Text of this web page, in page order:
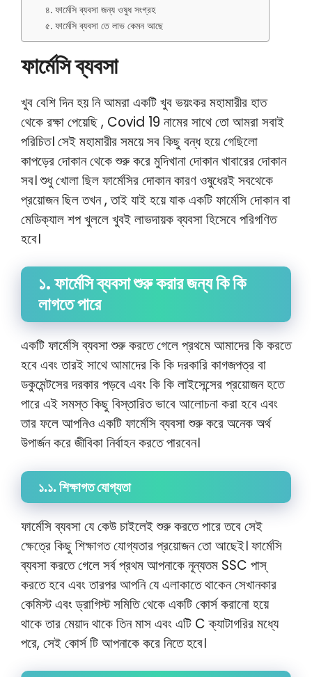
৪. ফার্মেসি ব্যবসা জন্য ওষুধ সংগ্রহ
৫. ফার্মেসি ব্যবসা তে লাভ কেমন আছে
ফার্মেসি ব্যবসা
খুব বেশি দিন হয় নি আমরা একটি খুব ভয়ংকর মহামারীর হাত
থেকে রক্ষা পেয়েছি , Covid 19 নামের সাথে তো আমরা সবাই
পরিচিত। সেই মহামারীর সময়ে সব কিছু বন্ধ হয়ে গেছিলো
কাপড়ের দোকান থেকে শুরু করে মুদিখানা দোকান খাবারের দোকান
সব। শুধু খোলা ছিল ফার্মেসির দোকান কারণ ওষুধেরই সবথেকে
প্রয়োজন ছিল তখন , তাই যাই হয়ে যাক একটি ফার্মেসি দোকান বা
মেডিক্যাল শপ খুললে খুবই লাভদায়ক ব্যবসা হিসেবে পরিগণিত
হবে।
১. ফার্মেসি ব্যবসা শুরু করার জন্য কি কি
লাগতে পারে
একটি ফার্মেসি ব্যবসা শুরু করতে গেলে প্রথমে আমাদের কি করতে
হবে এবং তারই সাথে আমাদের কি কি দরকারি কাগজপত্র বা
ডকুমেন্টসের দরকার পড়বে এবং কি কি লাইসেন্সের প্রয়োজন হতে
পারে এই সমস্ত কিছু বিস্তারিত ভাবে আলোচনা করা হবে এবং
তার ফলে আপনিও একটি ফার্মেসি ব্যবসা শুরু করে অনেক অর্থ
উপার্জন করে জীবিকা নির্বাহন করতে পারবেন।
১.১. শিক্ষাগত যোগ্যতা
ফার্মেসি ব্যবসা যে কেউ চাইলেই শুরু করতে পারে তবে সেই
ক্ষেত্রে কিছু শিক্ষাগত যোগ্যতার প্রয়োজন তো আছেই। ফার্মেসি
ব্যবসা করতে গেলে সর্ব প্রথম আপনাকে নূন্যতম SSC পাস্
করতে হবে এবং তারপর আপনি যে এলাকাতে থাকেন সেখানকার
কেমিস্ট এবং ড্রাগিস্ট সমিতি থেকে একটি কোর্স করানো হয়ে
থাকে তার মেয়াদ থাকে তিন মাস এবং এটি C ক্যাটাগরির মধ্যে
পরে, সেই কোর্স টি আপনাকে করে নিতে হবে।